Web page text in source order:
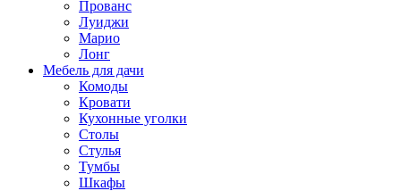
Прованс
Луиджи
Марио
Лонг
Мебель для дачи
Комоды
Кровати
Кухонные уголки
Столы
Стулья
Тумбы
Шкафы